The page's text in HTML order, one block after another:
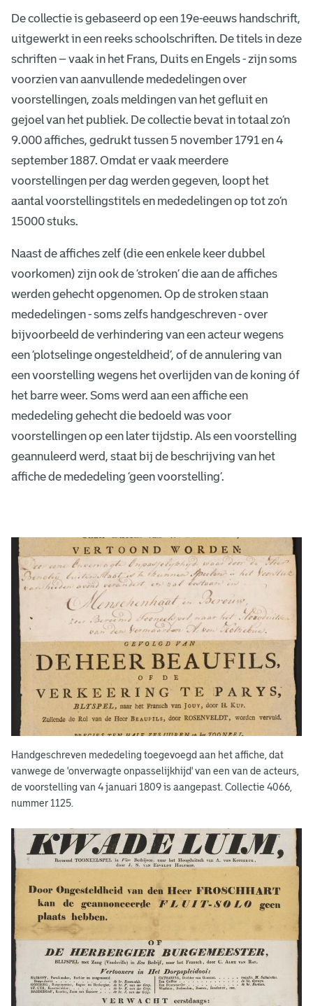
De collectie is gebaseerd op een 19e-eeuws handschrift,
uitgewerkt in een reeks schoolschriften. De titels in deze
schriften – vaak in het Frans, Duits en Engels - zijn soms
voorzien van aanvullende mededelingen over
voorstellingen, zoals meldingen van het gefluit en
gejoel van het publiek. De collectie bevat in totaal zo’n
9.000 affiches, gedrukt tussen 5 november 1791 en 4
september 1887. Omdat er vaak meerdere
voorstellingen per dag werden gegeven, loopt het
aantal voorstellingstitels en mededelingen op tot zo’n
15000 stuks.
Naast de affiches zelf (die een enkele keer dubbel
voorkomen) zijn ook de ‘stroken’ die aan de affiches
werden gehecht opgenomen. Op de stroken staan
mededelingen - soms zelfs handgeschreven - over
bijvoorbeeld de verhindering van een acteur wegens
een ‘plotselinge ongesteldheid’, of de annulering van
een voorstelling wegens het overlijden van de koning óf
het barre weer. Soms werd aan een affiche een
mededeling gehecht die bedoeld was voor
voorstellingen op een later tijdstip. Als een voorstelling
geannuleerd werd, staat bij de beschrijving van het
affiche de mededeling ‘geen voorstelling’.
A
n
n
u
e
n
g
e
n
Handgeschreven mededeling toegevoegd aan het affiche, dat
vanwege de 'onverwagte onpasselijkhijd' van een van de acteurs,
de voorstelling van 4 januari 1809 is aangepast. Collectie 4066,
nummer 1125.